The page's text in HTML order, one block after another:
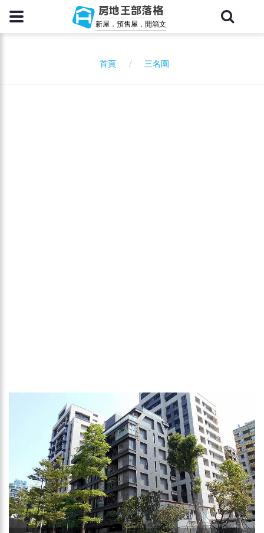
房地王部落格
新屋．預售屋．開箱文
首頁 三名園